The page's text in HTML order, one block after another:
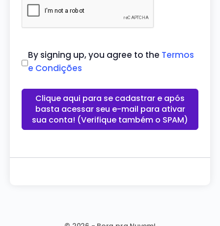
By signing up, you agree to the Termos
e Condições
Clique aqui para se cadastrar e após
basta acessar seu e-mail para ativar
sua conta! (Verifique também o SPAM)